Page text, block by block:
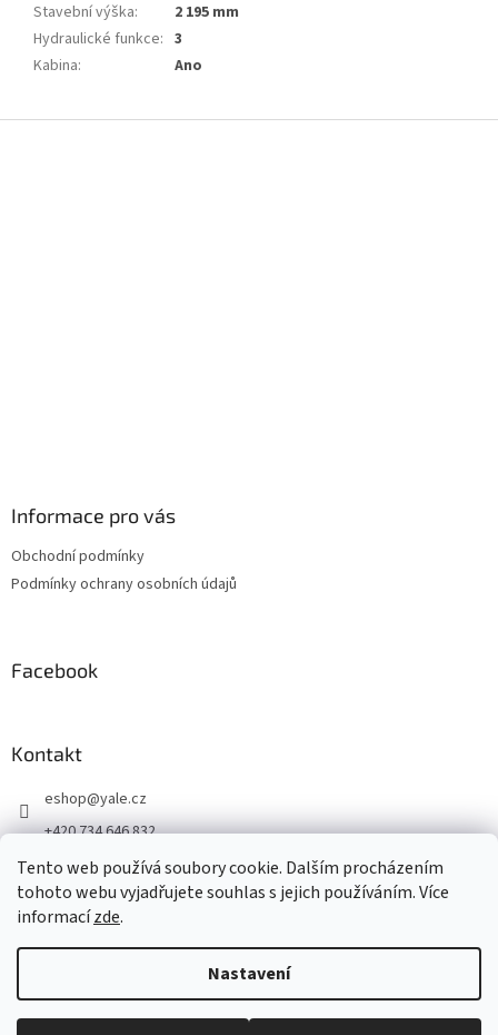
Tento web používá soubory cookie. Dalším procházením
tohoto webu vyjadřujete souhlas s jejich používáním. Více
informacízde.
Nastavení
Stavební výška:
2 195 mm
Hydraulické funkce: 3
Kabina: Ano
Informace pro vás
Obchodní podmínky
Podmínky ochrany osobních údajů
Facebook
Kontakt
eshop@yale.cz
+420 734 646 832
+420 734 646 832
Připojte se k nám
Vytvořil Shoptet